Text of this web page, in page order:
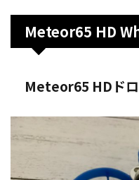
Meteor65 HD
Meteor65 HDド